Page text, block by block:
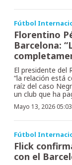
Fútbol
Florentino
Barcelona:
El presidente del
“la relación está
raíz del caso
un club que ha
Mayo 13, 2026
Fútbol
Flick
con el